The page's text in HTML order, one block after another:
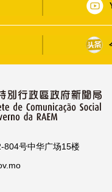
804号中华广场15楼